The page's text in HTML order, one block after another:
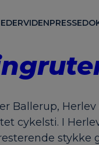
VIDENPRESSE
Ballerup,
cykelsti. I